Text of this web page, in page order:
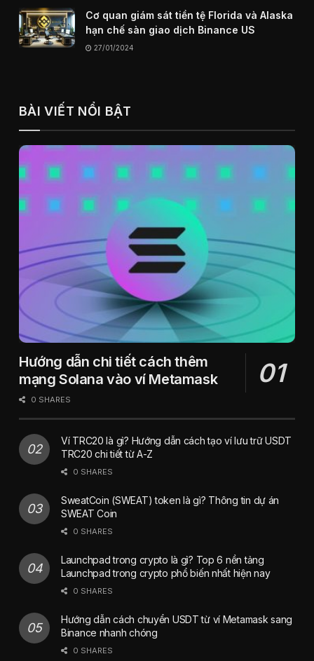
Cơ quan giám sát tiền tệ Florida và Alaska
hạn chế sàn giao dịch Binance US
27/01/2024
BÀI VIẾT NỔI BẬT
Hướng dẫn chi tiết cách thêm
mạng Solana vào ví Metamask
0 SHARES
Ví TRC20 là gì? Hướng dẫn cách tạo ví lưu trữ USDT
TRC20 chi tiết từ A-Z
0 SHARES
SweatCoin (SWEAT) token là gì? Thông tin dự án
SWEAT Coin
0 SHARES
Launchpad trong crypto là gì? Top 6 nền tảng
Launchpad trong crypto phổ biến nhất hiện nay
0 SHARES
Hướng dẫn cách chuyển USDT từ ví Metamask sang
Binance nhanh chóng
0 SHARES